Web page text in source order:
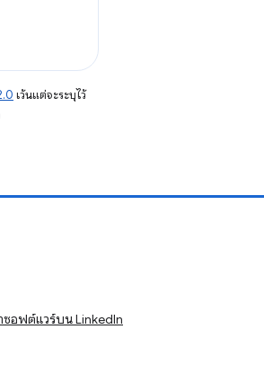
เว้นแต่จะระบุไว้
อฟต์แวร์บน LinkedIn